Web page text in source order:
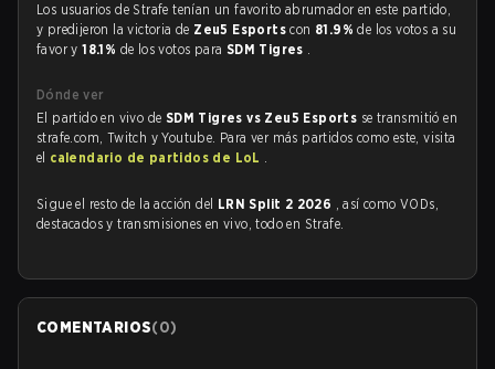
Los usuarios de Strafe tenían un favorito abrumador en este partido,
y predijeron la victoria de Zeu5 Esportscon 81.9%de los votos a su
favor y18.1% de los votos para SDM Tigres .
Dónde ver
El partido en vivo de SDM Tigres vs Zeu5 Esports se transmitió en
strafe.com, Twitch y Youtube. Para ver más partidos como este, visita
el calendario de partidos de LoL .
Sigue el resto de la acción del LRN Split 2 2026 , así como VODs,
destacados y transmisiones en vivo, todo en Strafe.
COMENTARIOS(0)